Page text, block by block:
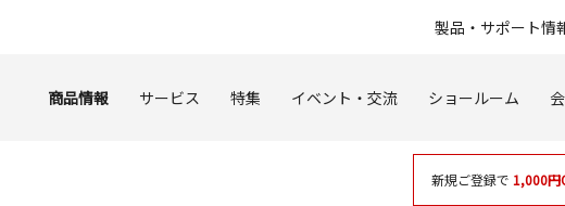
製品・サポート情
商品情報 サービス 特集 イベント・交流 ショールーム
新規ご登録で 1,000円